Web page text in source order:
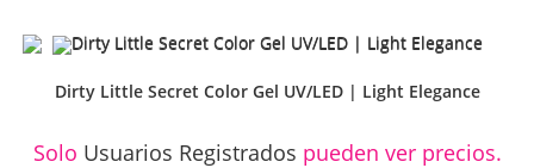
Dirty Little Secret Color Gel UV/LED | Light Elegance
Solo Usuarios Registrados pueden ver precios.